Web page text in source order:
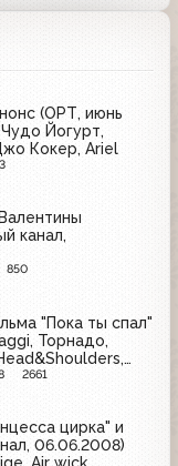
(ОРТ, июнь
Йогурт,
Кокер, Ariel
канал,
850
"Пока ты спал"
Торнадо,
Indesit, Доширак,
2661
цирка" и
06.06.2008)